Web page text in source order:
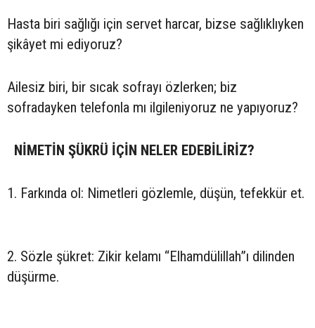
Hasta biri sağlığı için servet harcar, bizse sağlıklıyken
şikâyet mi ediyoruz?
Ailesiz biri, bir sıcak sofrayı özlerken; biz
sofradayken telefonla mı ilgileniyoruz ne yapıyoruz?
NİMETİN ŞÜKRÜ İÇİN NELER EDEBİLİRİZ?
1. Farkında ol: Nimetleri gözlemle, düşün, tefekkür et.
2. Sözle şükret: Zikir kelamı “Elhamdülillah”ı dilinden
düşürme.